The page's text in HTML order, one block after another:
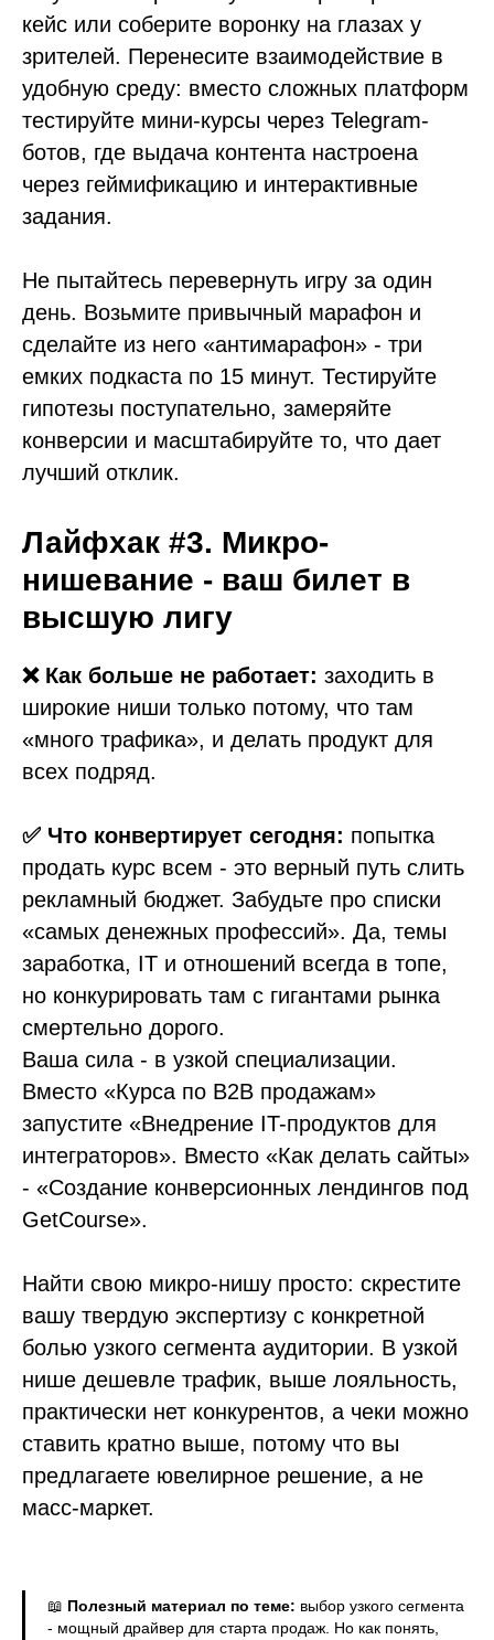
кейс или соберите воронку на глазах у
зрителей. Перенесите взаимодействие в
удобную среду: вместо сложных платформ
тестируйте мини-курсы через Telegram-
ботов, где выдача контента настроена
через геймификацию и интерактивные
задания.
Не пытайтесь перевернуть игру за один
день. Возьмите привычный марафон и
сделайте из него «антимарафон» - три
емких подкаста по 15 минут. Тестируйте
гипотезы поступательно, замеряйте
конверсии и масштабируйте то, что дает
лучший отклик.
Лайфхак #3. Микро-
нишевание - ваш билет в
высшую лигу
❌ Как больше не работает: заходить в
широкие ниши только потому, что там
«много трафика», и делать продукт для
всех подряд.
✅ Что конвертирует сегодня: попытка
продать курс всем - это верный путь слить
рекламный бюджет. Забудьте про списки
«самых денежных профессий». Да, темы
заработка, IT и отношений всегда в топе,
но конкурировать там с гигантами рынка
смертельно дорого.
Ваша сила - в узкой специализации.
Вместо «Курса по B2B продажам»
запустите «Внедрение IT-продуктов для
интеграторов». Вместо «Как делать сайты»
- «Создание конверсионных лендингов под
GetCourse».
Найти свою микро-нишу просто: скрестите
вашу твердую экспертизу с конкретной
болью узкого сегмента аудитории. В узкой
нише дешевле трафик, выше лояльность,
практически нет конкурентов, а чеки можно
ставить кратно выше, потому что вы
предлагаете ювелирное решение, а не
масс-маркет.
📖 Полезный материал по теме: выбор узкого сегмента
- мощный драйвер для старта продаж. Но как понять,